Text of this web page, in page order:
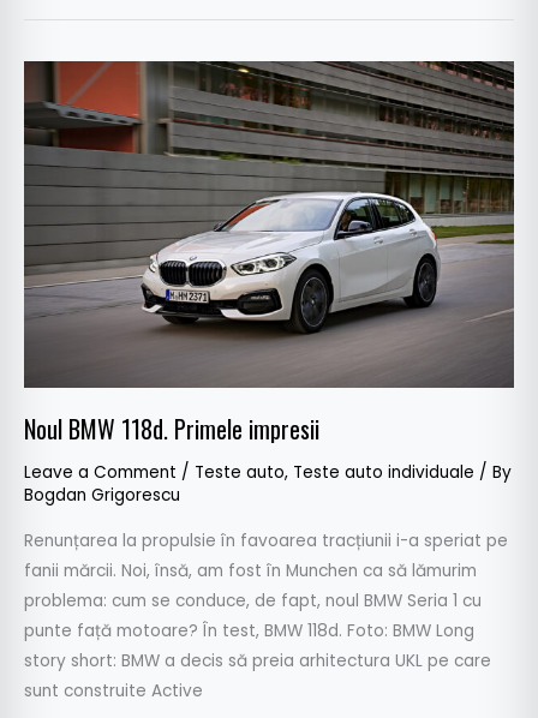
Noul BMW 118d. Primele impresii
Leave a Comment / Teste auto, Teste auto individuale / By
Bogdan Grigorescu
Renunțarea la propulsie în favoarea tracțiunii i-a speriat pe
fanii mărcii. Noi, însă, am fost în Munchen ca să lămurim
problema: cum se conduce, de fapt, noul BMW Seria 1 cu
punte față motoare? În test, BMW 118d. Foto: BMW Long
story short: BMW a decis să preia arhitectura UKL pe care
sunt construite Active
BMW
118d.
Primele